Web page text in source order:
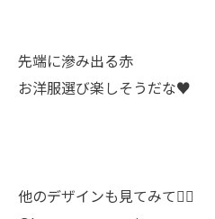
先端に滲み出る赤
お洋服選び楽しそうだな♥️
他のデザインも見